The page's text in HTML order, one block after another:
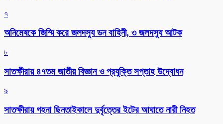
৭
অনিমেষকে জিম্মি করে জলদস্যু ডন বাহিনী, ৩ জলদস্যু আটক
৮
সাতক্ষীরায় ৪৭তম জাতীয় বিজ্ঞান ও প্রযুক্তি সপ্তাহ উদ্বোধন
৯
সাতক্ষীরায় গহনা ছিনতাইকালে দুর্বৃত্তের ইটের আঘাতে নারী নিহত